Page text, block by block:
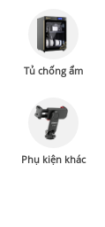
Tủ chống ẩm
Phụ kiện khác